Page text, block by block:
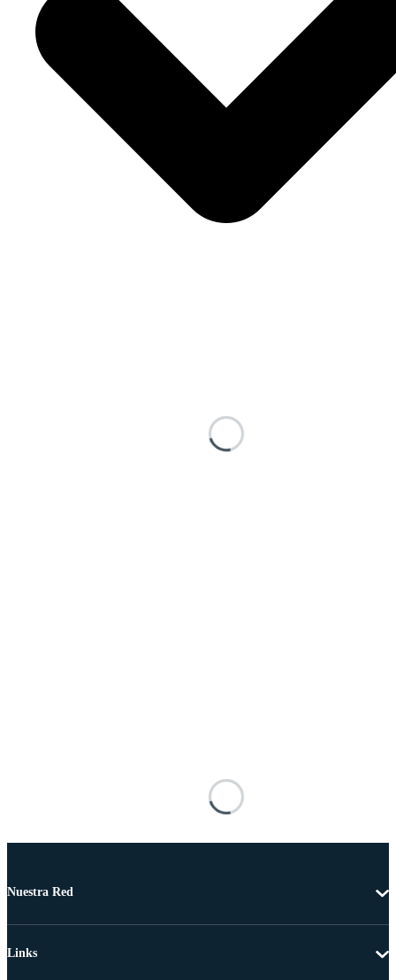
Nuestra Red
Links